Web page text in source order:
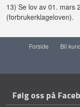
13) Se lov av 01. mars
(forbrukerklageloven).
Forside Bli
Følg oss på